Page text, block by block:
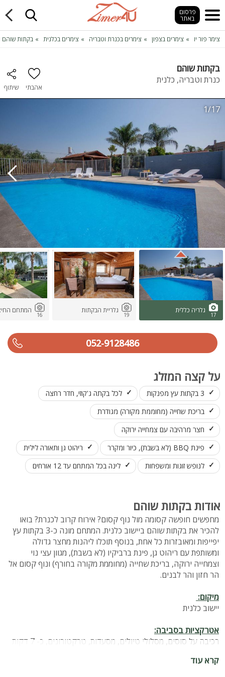
פרסום
באתר
צימר פור יו צימרים בצפון צימרים בכנרת וטבריה צימרים בכלנית בקתות שוהם
בקתות שוהם
כנרת וטבריה, כלנית
אהבתי שיתוף
1/17
17
גלריה כללית
19
גלריית הבקתות
16
המתחם
052-9128486
על קצה המזלג
3 בקתות עץ מפנקות
לכל בקתה ג'קוזי, חדר רחצה
בריכת שחייה (מחוממת מקורה) מגודרת
חצר מרהיבה עם צמחייה ירוקה
פינת BBQ (לא בשבת), כיור ומקרר
ריהוט גן ותאורה לילית
לנופש זוגות ומשפחות
לינה בכל המתחם עד 12 אורחים
אודות בקתות שוהם
מחפשים חופשה קסומה מול נוף קסום? אירוח קרוב לכנרת? בואו
להכיר את בקתות שוהם ביישוב כלנית. המתחם מונה כ-3 בקתות עץ
יפייפות ומאובזרות כל אחת, בנוסף תוכלו ליהנות מחצר גדולה
ומשותפת עם ריהוט גן, פינת ברביקיו (לא בשבת), מגוון עצי נוי
וצמחייה ירוקה, בריכת שחייה (מחוממת מקורה בחורף) ונוף קסום אל
הר חזון והר לבנים.
מיקום:
יישוב כלנית
אטרקציות בסביבה:
רכיבה על סוסים, מסלולי טיולים, מסעדות, טרקטורונים, כ- 7 דקות
קרא עוד